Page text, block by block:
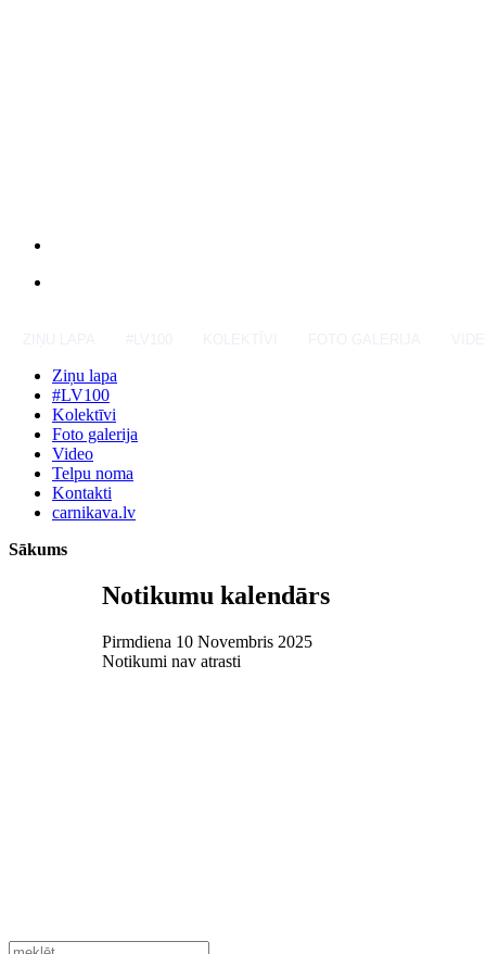
Ziņu lapa
#LV100
Kolektīvi
Foto galerija
Video
Telpu noma
Kontakti
carnikava.lv
Sākums
Notikumu kalendārs
Pirmdiena 10 Novembris 2025
Notikumi nav atrasti